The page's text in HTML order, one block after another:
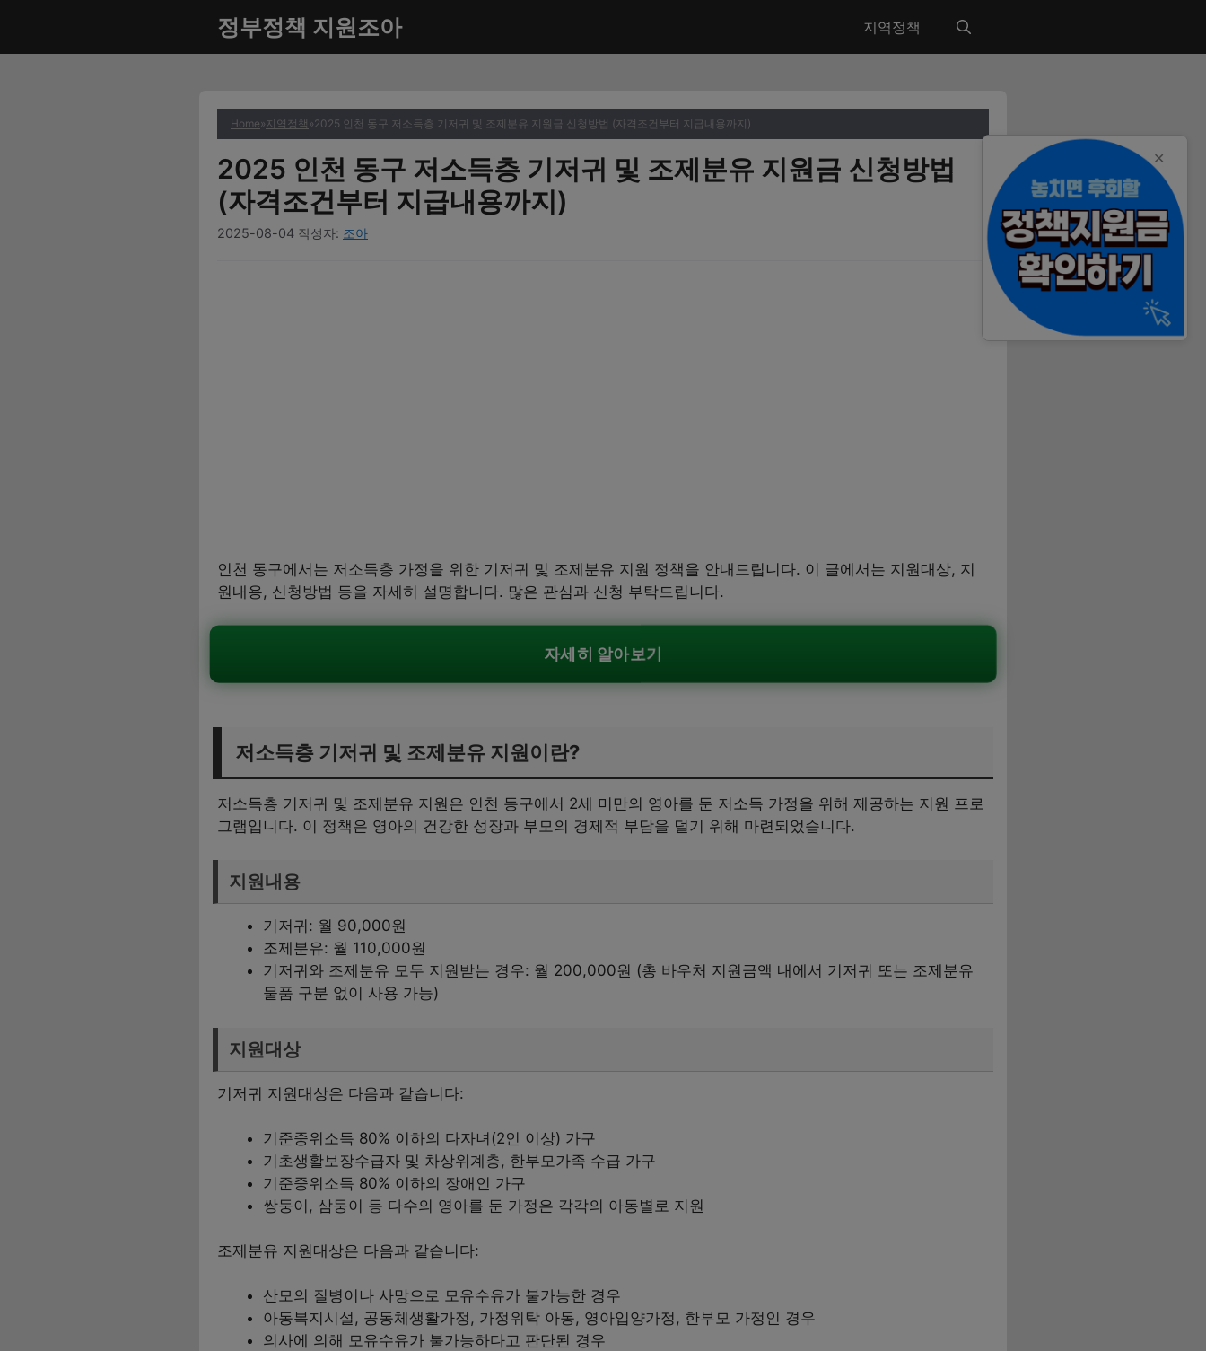
츠
정부정책 지원조아 지역정책
Home»지역정책 »2025 인천 동구 저소득층 기저귀 및 조제분유 지원금 신청방법 (자격조건부터 지급내용까지)
2025 인천 동구 저소득층 기저귀 및 조제분유 지원금 신청방법
(자격조건부터 지급내용까지)
2025-08-04 작성자: 조아
인천 동구에서는 저소득층 가정을 위한 기저귀 및 조제분유 지원 정책을 안내드립니다. 이 글에서는 지원대상, 지
원내용, 신청방법 등을 자세히 설명합니다. 많은 관심과 신청 부탁드립니다.
자세히 알아보기
저소득층 기저귀 및 조제분유 지원이란?
저소득층 기저귀 및 조제분유 지원은 인천 동구에서 2세 미만의 영아를 둔 저소득 가정을 위해 제공하는 지원 프로
그램입니다. 이 정책은 영아의 건강한 성장과 부모의 경제적 부담을 덜기 위해 마련되었습니다.
지원내용
기저귀: 월 90,000원
조제분유: 월 110,000원
기저귀와 조제분유 모두 지원받는 경우: 월 200,000원 (총 바우처 지원금액 내에서 기저귀 또는 조제분유
물품 구분 없이 사용 가능)
지원대상
기저귀 지원대상은 다음과 같습니다:
기준중위소득 80% 이하의 다자녀(2인 이상) 가구
기초생활보장수급자 및 차상위계층, 한부모가족 수급 가구
기준중위소득 80% 이하의 장애인 가구
쌍둥이, 삼둥이 등 다수의 영아를 둔 가정은 각각의 아동별로 지원
조제분유 지원대상은 다음과 같습니다:
산모의 질병이나 사망으로 모유수유가 불가능한 경우
아동복지시설, 공동체생활가정, 가정위탁 아동, 영아입양가정, 한부모 가정인 경우
의사에 의해 모유수유가 불가능하다고 판단된 경우
✕